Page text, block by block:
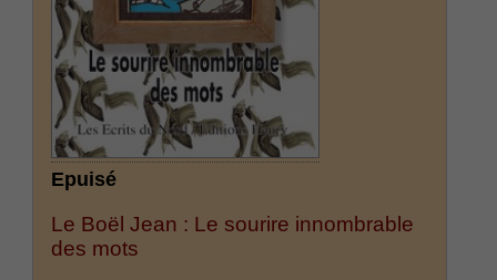
Epuisé
Le Boël Jean : Le sourire innombrable
des mots